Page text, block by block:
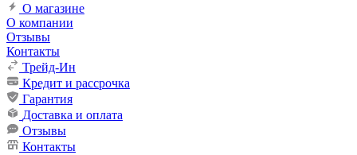
О магазине
О компании
Отзывы
Контакты
Трейд-Ин
Кредит и рассрочка
Гарантия
Доставка и оплата
Отзывы
Контакты